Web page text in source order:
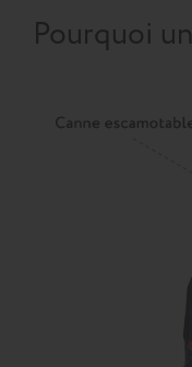
Pourquoi un